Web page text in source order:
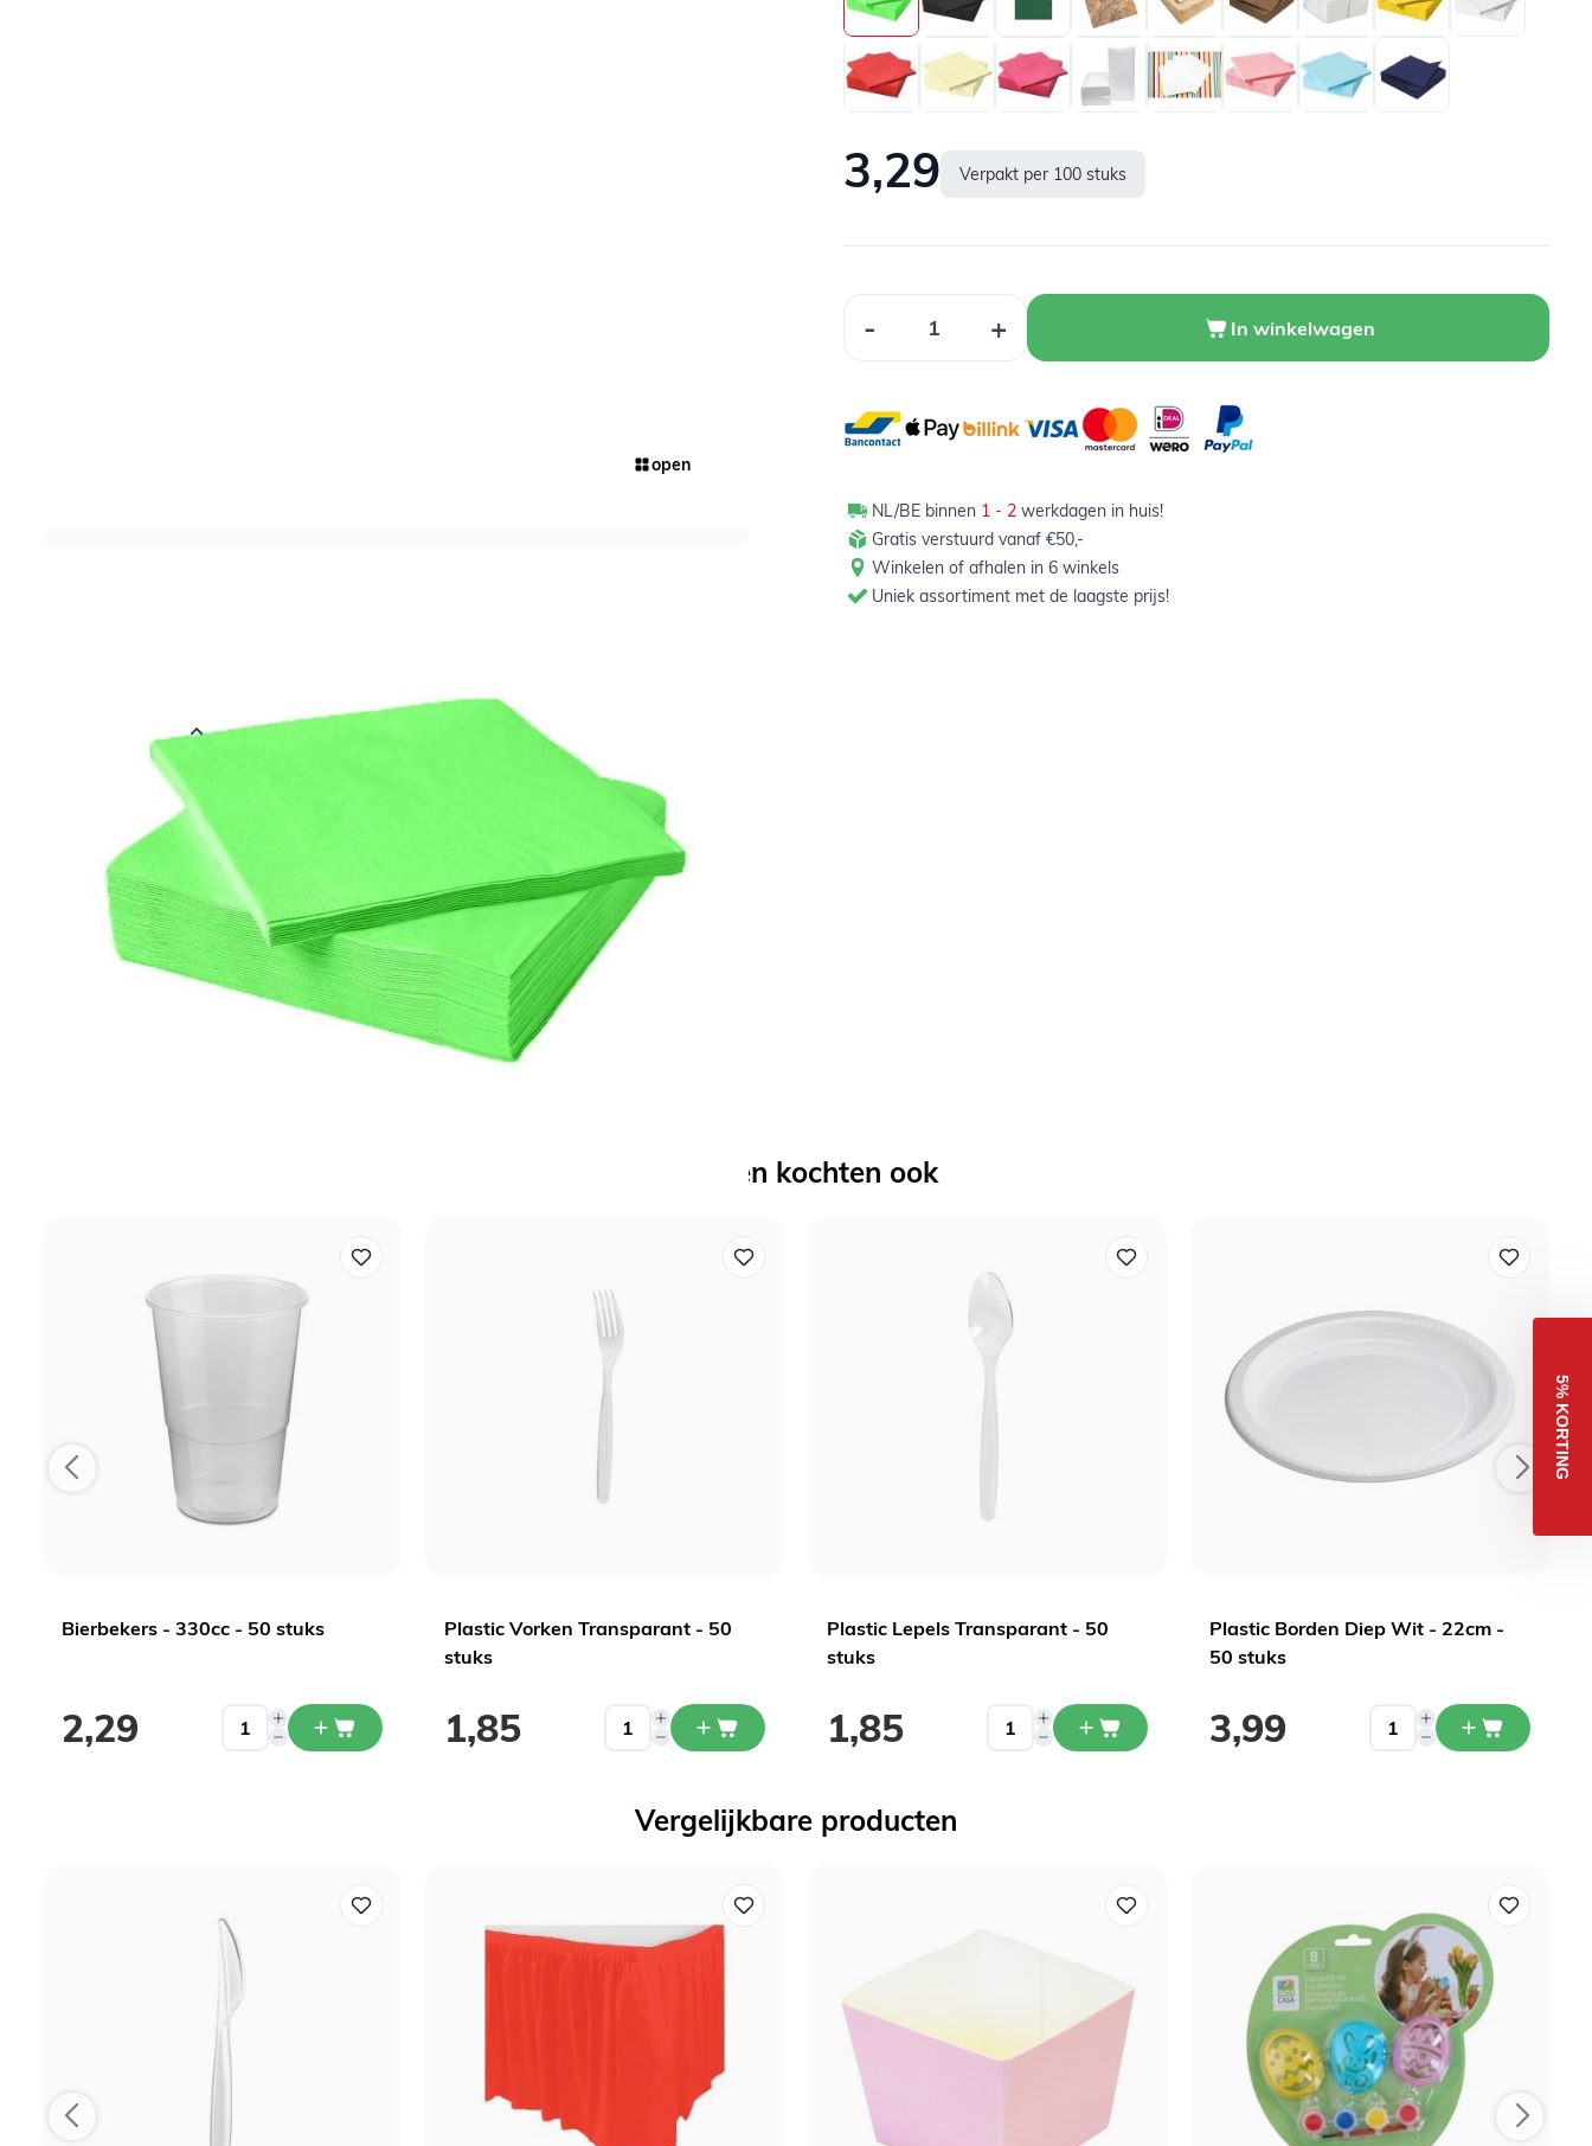
open
Meer informatie
Materiaal Papier
Verpakt per Verpakt per 100 stuks
Afmetingen 33 x 33 cm
Uni Kleur
3,29 Verpakt per 100 stuks
- + In winkelwagen
NL/BE binnen 1 - 2 werkdagen in huis!
Gratis verstuurd vanaf €50,-
Winkelen of afhalen in 6 winkels
Uniek assortiment met de laagste prijs!
Anderen kochten ook
Bierbekers - 330cc - 50 stuks
2,29
Plastic Vorken Transparant - 50
stuks
1,85
Plastic Lepels Transparant - 50
stuks
1,85
Plastic Borden Diep Wit - 22cm -
50 stuks
3,99
Vergelijkbare producten
5% KORTING